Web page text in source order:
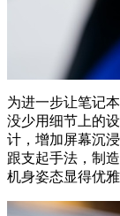
为进一步让笔记
没少用细节上的
计，增加屏幕沉
跟支起手法，制
机身姿态显得优雅